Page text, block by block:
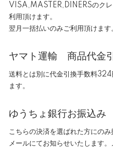
VISA,MASTER,DINERSのクレ
利用頂けます。
翌月一括払いのみご利用頂けます
ヤマト運輸 商品代金
送料とは別に代金引換手数料324
ます。
ゆうちょ銀行お振込み
こちらの決済を選ばれた方にの
メールにてお知らせいたします